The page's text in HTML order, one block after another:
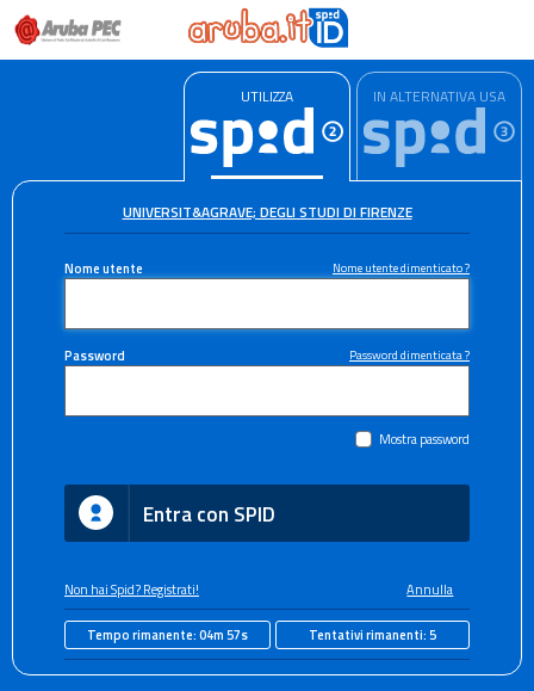
UTILIZZA IN ALTERNATIVA USA
UNIVERSIT&AGRAVE; DEGLI STUDI DI FIRENZE
Nome utente Nome utente dimenticato ?
Password Password dimenticata ?
Mostra password
Entra con SPID
Non hai Spid? Registrati! Annulla
Tempo rimanente:04m 57s Tentativi rimanenti:5